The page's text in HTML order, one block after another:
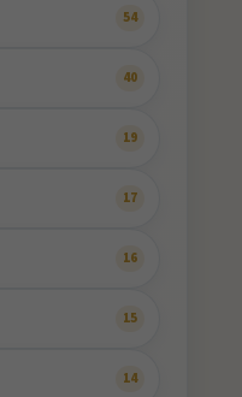
54
40
19
17
16
15
14